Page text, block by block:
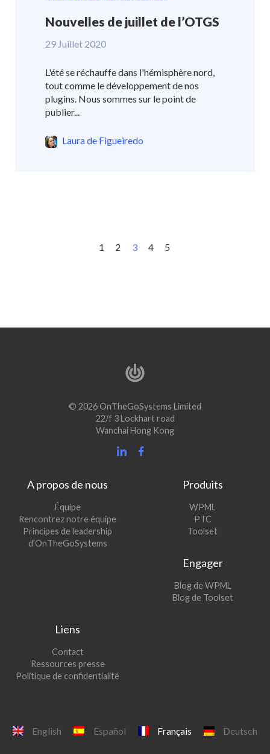
Nouvelles de juillet de l’OTGS
29 Juillet 2020
L'été se réchauffe dans l'hémisphère nord,
tout comme le développement de nos
plugins. Nous sommes sur le point de
publier...
Laura de Figueiredo
1 2 3 4 5
© 2026 OnTheGoSystems Limited
22/f 3 Lockhart road
Wanchai Hong Kong
A propos de nous
Équipe
Rencontrez notre équipe
Principes de leadership
d’OnTheGoSystems
Produits
WPML
une
PTC(s’ouvre
dans
fenêtre)
Toolset(s’ouvre
nouvelle
Engager
Blog de WPML
dans
Blog de Toolset(s’ouvre
Liens
Contact
Ressources presse
Politique de confidentialité
English Español Français Deutsch